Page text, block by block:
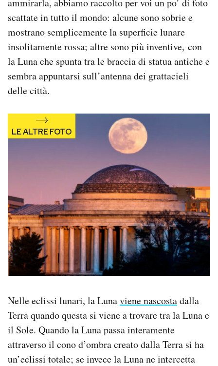
Regala il Post
Hai bisogno di aiuto?
Esci
ammirarla, abbiamo raccolto per voi un po’ di foto
scattate in tutto il mondo: alcune sono sobrie e
mostrano semplicemente la superficie lunare
insolitamente rossa; altre sono più inventive, con
la Luna che spunta tra le braccia di statua antiche e
sembra appuntarsi sull’antenna dei grattacieli
delle città.
Nelle eclissi lunari, la Lunaviene nascostadalla
Terra quando questa si viene a trovare tra la Luna e
il Sole. Quando la Luna passa interamente
attraverso il cono d’ombra creato dalla Terra si ha
un’eclissi totale; se invece la Luna ne intercetta